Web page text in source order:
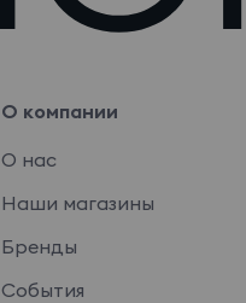
О компании
О нас
Наши магазины
Бренды
События